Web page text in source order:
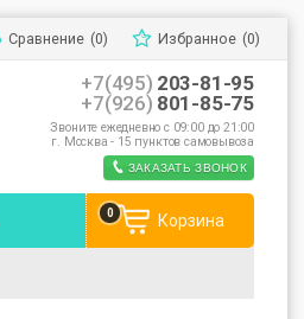
Сравнение (0) Избранное (0)
+7(495) 203-81-95
+7(926) 801-85-75
Звоните ежедневно с 09:00 до 21:00
г. Москва - 15 пунктов самовывоза
ЗАКАЗАТЬ ЗВОНОК
Корзина
0